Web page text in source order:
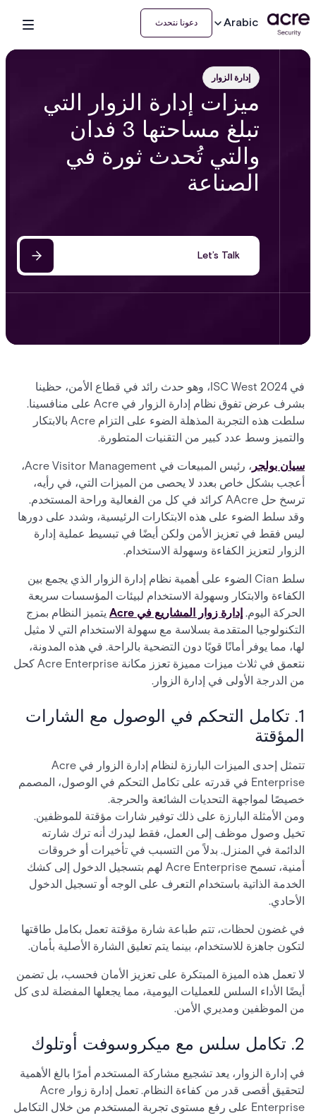
Arabic دعونا نتحدث
إدارة الزوار
ميزات إدارة الزوار التي
تبلغ مساحتها 3 فدان
والتي تُحدث ثورة في
الصناعة
Let’s Talk
في ISC West 2024، وهو حدث رائد في قطاع الأمن، حظينا
بشرف عرض تفوق نظام إدارة الزوار في Acre على منافسينا.
سلطت هذه التجربة المذهلة الضوء على التزام Acre بالابتكار
والتميز وسط عدد كبير من التقنيات المتطورة.
سيان بولجر
، رئيس المبيعات في Acre Visitor Management،
أعجب بشكل خاص بعدد لا يحصى من الميزات التي، في رأيه،
ترسخ حل AAcre كرائد في كل من الفعالية وراحة المستخدم.
وقد سلط الضوء على هذه الابتكارات الرئيسية، وشدد على دورها
ليس فقط في تعزيز الأمن ولكن أيضًا في تبسيط عملية إدارة
الزوار لتعزيز الكفاءة وسهولة الاستخدام.
سلط Cian الضوء على أهمية نظام إدارة الزوار الذي يجمع بين
الكفاءة والابتكار وسهولة الاستخدام لبيئات المؤسسات سريعة
الحركة اليوم. إدارة زوار المشاريع في Acre
يتميز النظام بمزج
التكنولوجيا المتقدمة بسلاسة مع سهولة الاستخدام التي لا مثيل
لها، مما يوفر أمانًا قويًا دون التضحية بالراحة. في هذه المدونة،
نتعمق في ثلاث ميزات مميزة تعزز مكانة Acre Enterprise كحل
من الدرجة الأولى في إدارة الزوار.
1. تكامل التحكم في الوصول مع الشارات
المؤقتة
تتمثل إحدى الميزات البارزة لنظام إدارة الزوار في Acre
Enterprise في قدرته على تكامل التحكم في الوصول، المصمم
خصيصًا لمواجهة التحديات الشائعة والحرجة.
ومن الأمثلة البارزة على ذلك توفير شارات مؤقتة للموظفين.
تخيل وصول موظف إلى العمل، فقط ليدرك أنه ترك شارته
الدائمة في المنزل. بدلاً من التسبب في تأخيرات أو خروقات
أمنية، تسمح Acre Enterprise لهم بتسجيل الدخول إلى كشك
الخدمة الذاتية باستخدام التعرف على الوجه أو تسجيل الدخول
الأحادي.
في غضون لحظات، تتم طباعة شارة مؤقتة تعمل بكامل طاقتها
لتكون جاهزة للاستخدام، بينما يتم تعليق الشارة الأصلية بأمان.
لا تعمل هذه الميزة المبتكرة على تعزيز الأمان فحسب، بل تضمن
أيضًا الأداء السلس للعمليات اليومية، مما يجعلها المفضلة لدى كل
من الموظفين ومديري الأمن.
2. تكامل سلس مع ميكروسوفت أوتلوك
في إدارة الزوار، يعد تشجيع مشاركة المستخدم أمرًا بالغ الأهمية
لتحقيق أقصى قدر من كفاءة النظام. تعمل إدارة زوار Acre
Enterprise على رفع مستوى تجربة المستخدم من خلال التكامل